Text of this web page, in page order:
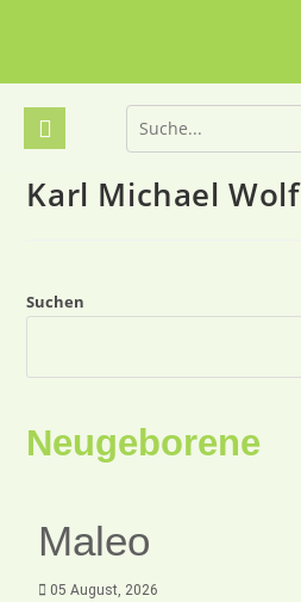
Karl Michael Wolf
Suchen
Neugeborene
Maleo
05 August, 2026